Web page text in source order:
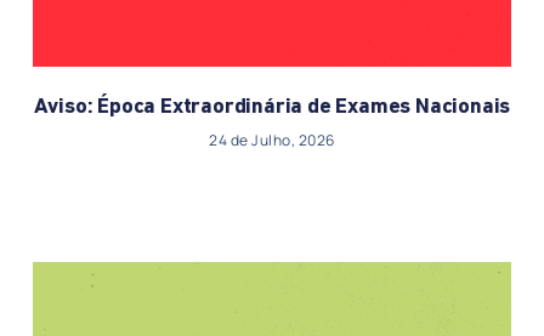
Aviso: Época Extraordinária de Exames Nacionais
24 de Julho, 2026